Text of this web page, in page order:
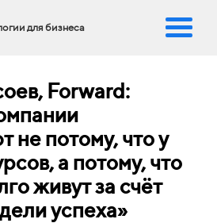
для бизнеса
Forward:
не потому, что у
а потому, что
живут за счёт
успеха»